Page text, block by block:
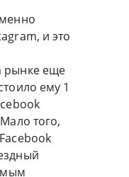
и это
рынке еще
ему 1
того,